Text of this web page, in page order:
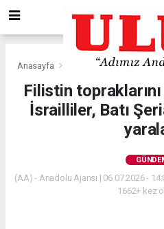
Anasayfa Gündem
Filistin
İsrailliler, Batı
(AA) - Anadolu Ajansı | 06.07.2026 -
1662+ kez